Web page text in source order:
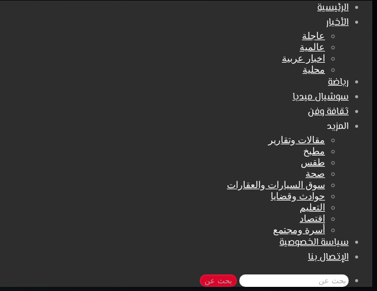
الرئيسية
الأخبار
عاجلة
عالمية
اخبار عربية
محلية
رياضة
سوشيال ميديا
ثقافة وفن
المزيد
مقالات وتقارير
مطبخ
طقس
صحة
سوق السيارات والعقارات
حوادث وقضايا
التعليم
اقتصاد
أسرة ومجتمع
سياسة الخصوصية
الإتصال بنا
بحث عن